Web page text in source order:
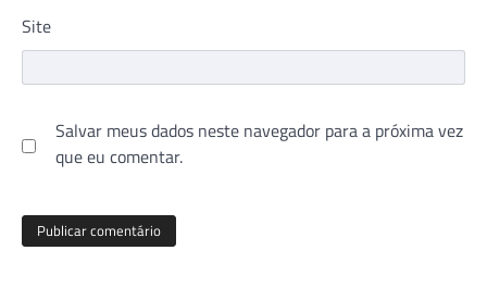
Site
Salvar meus dados neste navegador para a próxima vez
que eu comentar.